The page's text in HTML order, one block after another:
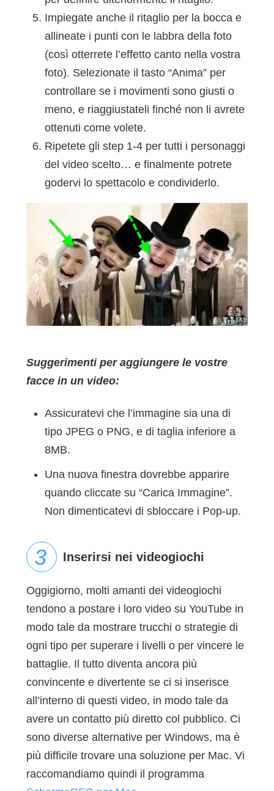
Impiegate anche il ritaglio per la bocca e
allineate i punti con le labbra della foto
(così otterrete l’effetto canto nella vostra
foto). Selezionate il tasto “Anima” per
controllare se i movimenti sono giusti o
meno, e riaggiustateli finché non li avrete
ottenuti come volete.
Ripetete gli step 1-4 per tutti i personaggi
del video scelto… e finalmente potrete
godervi lo spettacolo e condividerlo.
Suggerimenti per aggiungere le vostre
facce in un video:
Assicuratevi che l’immagine sia una di
tipo JPEG o PNG, e di taglia inferiore a
8MB.
Una nuova finestra dovrebbe apparire
quando cliccate su “Carica Immagine”.
Non dimenticatevi di sbloccare i Pop-up.
Inserirsi nei videogiochi
Oggigiorno, molti amanti dei videogiochi
tendono a postare i loro video su YouTube in
modo tale da mostrare trucchi o strategie di
ogni tipo per superare i livelli o per vincere le
battaglie. Il tutto diventa ancora più
convincente e divertente se ci si inserisce
all’interno di questi video, in modo tale da
avere un contatto più diretto col pubblico. Ci
sono diverse alternative per Windows, ma è
più difficile trovare una soluzione per Mac. Vi
raccomandiamo quindi il programma